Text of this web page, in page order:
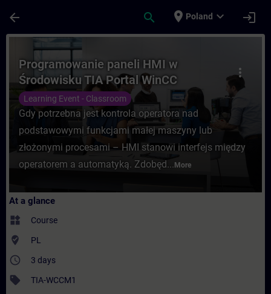
arrow_back search place Poland expand_more login
Course - Programowanie paneli HMI w
more_vert
Programowanie paneli HMI w
Środowisku TIA Portal WinCC
Learning Event - Classroom
Gdy potrzebna jest kontrola operatora nad
podstawowymi funkcjami małej maszyny lub
złożonymi procesami – HMI stanowi interfejs między
operatorem a automatyką. Zdobęd... More
At a glance
widgets Course
where_to_vote PL
access_time 3 days
sell TIA-WCCM1